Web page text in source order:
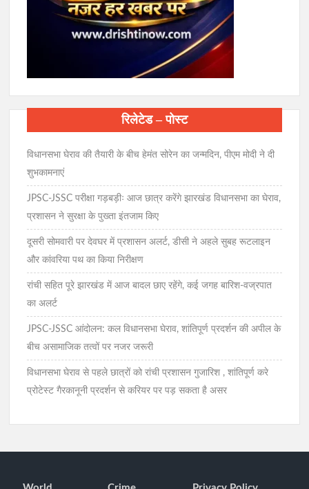
रिलेटेड – पोस्ट
विधानसभा घेराव की तैयारी के बीच हेमंत सोरेन का जन्मदिन, पीएम मोदी ने दी
शुभकामनाएं
JPSC-JSSC परीक्षा गड़बड़ीः आज छात्र करेंगे झारखंड विधानसभा का घेराव,
प्रशासन ने सुरक्षा के पुख्ता इंतजाम किए
दूसरी सोमवारी पर देवघर में प्रशासन अलर्ट, डीसी ने अहले सुबह रूटलाइन
और कांवरिया पथ का किया निरीक्षण
रांची सहित पूरे झारखंड में आज बादल छाए रहेंगे, कई जगह बारिश-वज्रपात
का अलर्ट
JPSC-JSSC आंदोलन: कल विधानसभा घेराव, शांतिपूर्ण प्रदर्शन की अपील के
बीच असामाजिक तत्वों पर नजर जरूरी
विधानसभा घेराव से पहले छात्रों को रांची प्रशासन गुजारिश , शांतिपूर्ण करे
प्रोटेस्ट गैरकानूनी प्रदर्शन से करियर पर पड़ सकता है असर